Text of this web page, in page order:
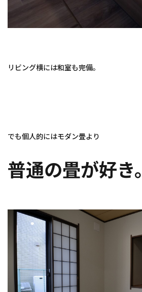
リビング横には和室も完備。
でも個人的にはモダン畳より
普通の畳が好き。